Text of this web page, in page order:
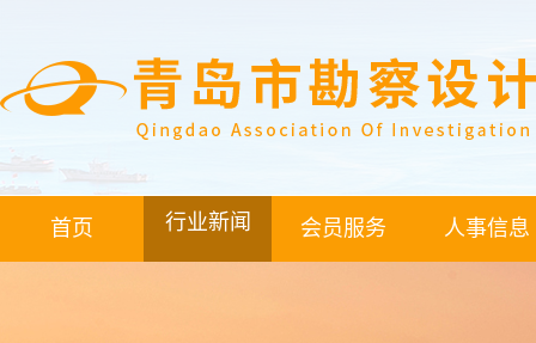
首页 行业新闻 会员服务 人事信息